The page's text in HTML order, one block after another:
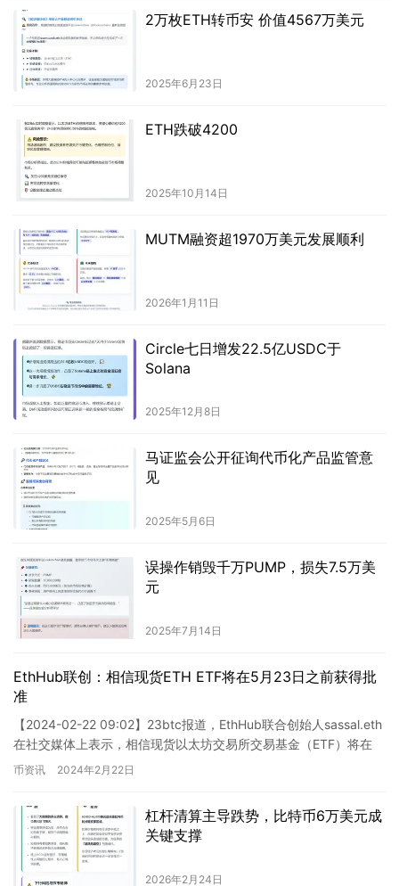
2万枚ETH转币安 价值4567万美元
2025年6月23日
ETH跌破4200
2025年10月14日
MUTM融资超1970万美元发展顺利
2026年1月11日
Circle七日增发22.5亿USDC于
Solana
2025年12月8日
马证监会公开征询代币化产品监管意
见
2025年5月6日
误操作销毁千万PUMP，损失7.5万美
元
2025年7月14日
EthHub联创：相信现货ETH ETF将在5月23日之前获得批
准
【2024-02-22 09:02】23btc报道，EthHub联合创始人sassal.eth
在社交媒体上表示，相信现货以太坊交易所交易基金（ETF）将在
2024年5月23日之前获…
币资讯 2024年2月22日
杠杆清算主导跌势，比特币6万美元成
关键支撑
2026年2月24日